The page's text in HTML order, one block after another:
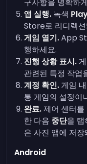
앱 실행. 녹색
Store로 리디렉션
게임 열기.App
행하세요.
진행 상황 표시.
관련된 특정 작업
계정 확인. 게임
통 게임의 설정이
완료.제어 센터
한 다음 중단을 탭
은 사진 앱에 저장
Android